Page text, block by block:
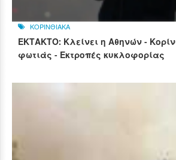
ΚΟΡΙΝΘΙΑΚΑ
ΕΚΤΑΚΤΟ: Κλείνει η Αθηνών -
φωτιάς - Εκτροπές κυκλοφορίας